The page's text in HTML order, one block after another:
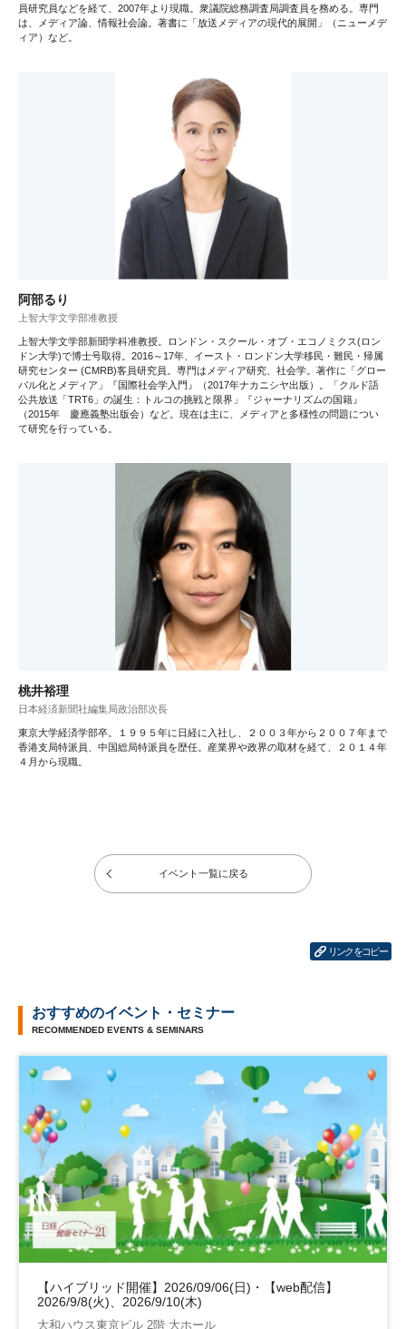
員研究員などを経て、2007年より現職。衆議院総務調査局調査員を務める。専門
は、メディア論、情報社会論。著書に「放送メディアの現代的展開」（ニューメデ
ィア）など。
阿部るり
上智大学文学部准教授
上智大学文学部新聞学科准教授。ロンドン・スクール・オブ・エコノミクス(ロン
ドン大学)で博士号取得。2016～17年、イースト・ロンドン大学移民・難民・帰属
研究センター (CMRB)客員研究員。専門はメディア研究、社会学。著作に「グロー
バル化とメディア」『国際社会学入門』（2017年ナカニシヤ出版）。「クルド語
公共放送「TRT6」の誕生：トルコの挑戦と限界」『ジャーナリズムの国籍』
（2015年 慶應義塾出版会）など。現在は主に、メディアと多様性の問題につい
て研究を行っている。
桃井裕理
日本経済新聞社編集局政治部次長
東京大学経済学部卒。１９９５年に日経に入社し、２００３年から２００７年まで
香港支局特派員、中国総局特派員を歴任。産業界や政界の取材を経て、２０１４年
４月から現職。
イベント一覧に戻る
リンクをコピー
おすすめのイベント・セミナー
RECOMMENDED EVENTS & SEMINARS
【ハイブリッド開催】2026/09/06(日)・【web配信】
2026/9/8(火)、2026/9/10(木)
大和ハウス東京ビル 2階 大ホール